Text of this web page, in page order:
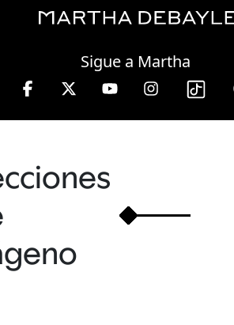
Sigue a Martha
lunes a viernes de 10 a 13 hrs.